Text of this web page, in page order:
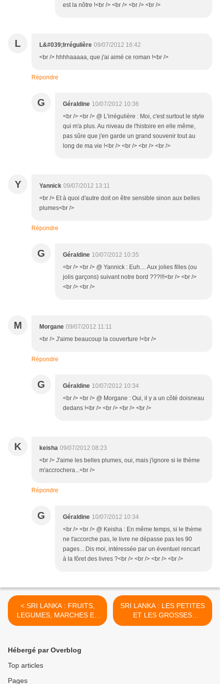
est la nôtre !<br /> <br /> <br /> <br />
L L&#039;Irrégulière 09/07/2012 16:42
<br /> hhhhaaaaa, que j'ai aimé ce roman !<br />
Répondre
G Géraldine 10/07/2012 10:36
<br /> <br /> @ L'irrégulière : Moi, c'est surtout le style
qui m'a plus. Au niveau de l'histoire en elle même,
pas sûre que j'en garde un grand souvenir tout au
long de ma vie !<br /> <br /> <br /> <br />
Y Yannick 09/07/2012 13:11
<br /> Et à quoi d'autre doit on être sensible sinon aux belles
plumes<br />
Répondre
G Géraldine 10/07/2012 10:35
<br /> <br /> @ Yannick : Euh.... Aux jolies filles (ou
jolis garçons) suivant notre bord ???!!!<br /> <br />
<br /> <br />
M Morgane 09/07/2012 11:11
<br /> J'aime beaucoup la couverture !<br />
Répondre
G Géraldine 10/07/2012 10:34
<br /> <br /> @ Morgane : Oui, il y a un côté doisneau
dedans !<br /> <br /> <br /> <br />
K keisha 09/07/2012 08:23
<br /> J'aime les belles plumes, oui, mais j'ignore si le thème
m'accrochera...<br />
Répondre
G Géraldine 10/07/2012 10:34
<br /> <br /> @ Keisha : En même temps, si le thème
ne t'accorche pas, le livre ne dépasse pas les 90
pages... Dis moi, intéressée par un éventuel rencart
à la fôret des livres ?<br /> <br /> <br /> <br />
< SRI LANKA : FRUITS,
LEGUMES, MARCHES ET
PETITES ECHOPPES
SRI LANKA : LES PETITES
ET LES GROSSES
BEBÊTES ! >
Hébergé par Overblog
Top articles
Pages